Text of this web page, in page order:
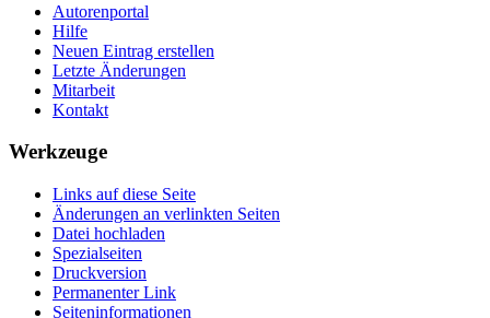
Autorenportal
Hilfe
Neuen Eintrag erstellen
Letzte Änderungen
Mitarbeit
Kontakt
Werkzeuge
Links auf diese Seite
Änderungen an verlinkten Seiten
Datei hochladen
Spezialseiten
Druckversion
Permanenter Link
Seiten­­informationen